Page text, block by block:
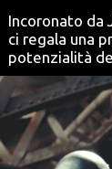
Incoronato da
ci regala una
potenzialità